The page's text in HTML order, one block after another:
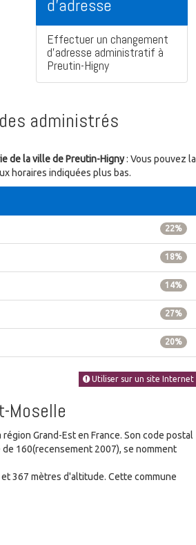
d'adresse
Effectuer un changement
d'adresse administratif à
Preutin-Higny
administrés
de la ville de Preutin-Higny: Vous pouvez la
horaires indiquées plus bas.
22%
18%
14%
27%
20%
Utiliser sur un site Internet
Moselle
Grand-Est en France. Son code postal
160(recensement 2007), se nomment
367 mètres d'altitude. Cette commune